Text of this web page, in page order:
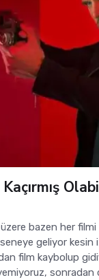
Kaçırmış
üzere bazen her
geliyor kesin
film kaybolup
sonradan